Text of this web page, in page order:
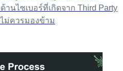
านไซเบอร์ที่เกิดจาก Third Party
ม่ควรมองข้าม